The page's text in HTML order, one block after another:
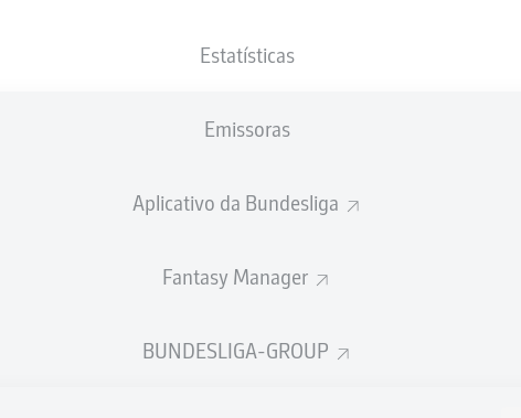
Estatísticas
Emissoras
Aplicativo da Bundesliga
Fantasy Manager
BUNDESLIGA-GROUP
DA TEMPORADA 2026/